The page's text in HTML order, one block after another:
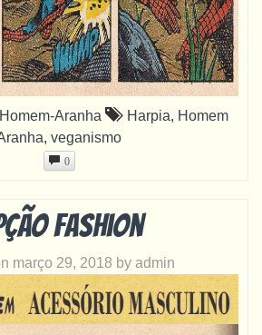
Homem-Aranha Harpia, Homem
, veganismo
0
fashion
março 29, 2018 by admin